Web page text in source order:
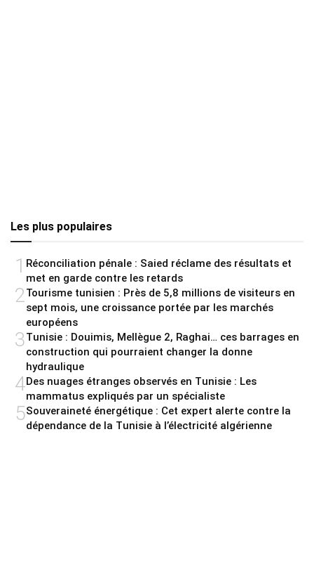
Les plus populaires
1 Réconciliation pénale : Saied réclame des résultats et
met en garde contre les retards
2Tourisme tunisien : Près de 5,8 millions de visiteurs en
sept mois, une croissance portée par les marchés
européens
3Tunisie : Douimis, Mellègue 2, Raghai… ces barrages en
construction qui pourraient changer la donne
hydraulique
4Des nuages étranges observés en Tunisie : Les
mammatus expliqués par un spécialiste
5Souveraineté énergétique : Cet expert alerte contre la
dépendance de la Tunisie à l’électricité algérienne